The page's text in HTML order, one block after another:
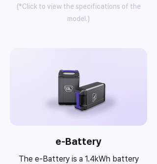
​(*Click to view the specifications of the
model.)
e-Battery
The e-Battery is a 1.4kWh battery